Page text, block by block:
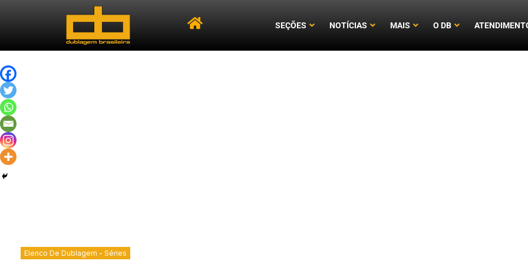
SEÇÕES NOTÍCIAS MAIS O DB
Elenco De Dublagem - Séries